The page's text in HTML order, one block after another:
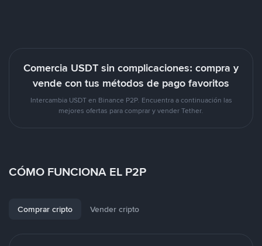
Comercia USDT sin complicaciones: compra y
vende con tus métodos de pago favoritos
Intercambia USDT en Binance P2P. Encuentra a continuación las
mejores ofertas para comprar y vender Tether.
CÓMO FUNCIONA EL P2P
Comprar cripto Vender cripto